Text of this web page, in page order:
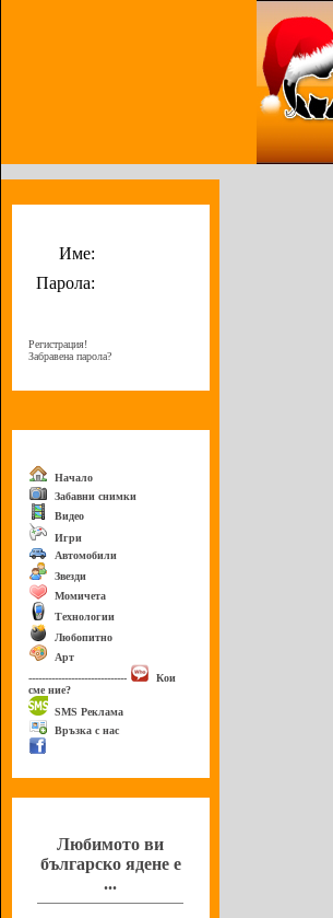
Име:
Парола:
Регистрация!
Забравена парола?
Начало
Забавни снимки
Видео
Игри
Автомобили
Звезди
Момичета
Технологии
Любопитно
Арт
------------------------------
Кои
сме ние?
SMS Реклама
Връзка с нас
Любимото ви
българско ядене е
...